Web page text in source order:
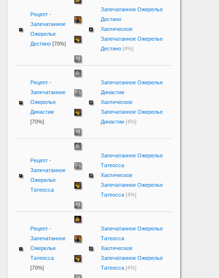
Рецепт -
Запечатанное
Ожерелье
Дестино [70%]
Запечатанное Ожерелье
Дестино
Хаотическое
Запечатанное Ожерелье
Дестино [4%]
Рецепт -
Запечатанное
Ожерелье
Династии
[70%]
Запечатанное Ожерелье
Династии
Хаотическое
Запечатанное Ожерелье
Династии [4%]
Рецепт -
Запечатанное
Ожерелье
Татеосса
Запечатанное Ожерелье
Татеосса
Хаотическое
Запечатанное Ожерелье
Татеосса [4%]
Рецепт -
Запечатанное
Ожерелье
Татеосса
[70%]
Запечатанное Ожерелье
Татеосса
Хаотическое
Запечатанное Ожерелье
Татеосса [4%]